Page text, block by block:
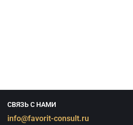
СВЯЗЬ С НАМИ
info@favorit-consult.ru